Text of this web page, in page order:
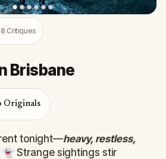
8 Critiques
Brisbane
Originals
tonight—heavy, restless,
👻 Strange sightings stir